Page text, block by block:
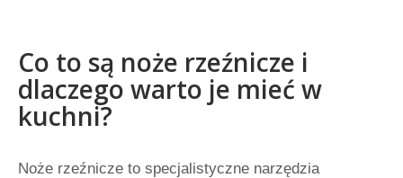
Co to są noże rzeźnicze i
dlaczego warto je mieć w
kuchni?
Noże rzeźnicze to specjalistyczne narzędzia